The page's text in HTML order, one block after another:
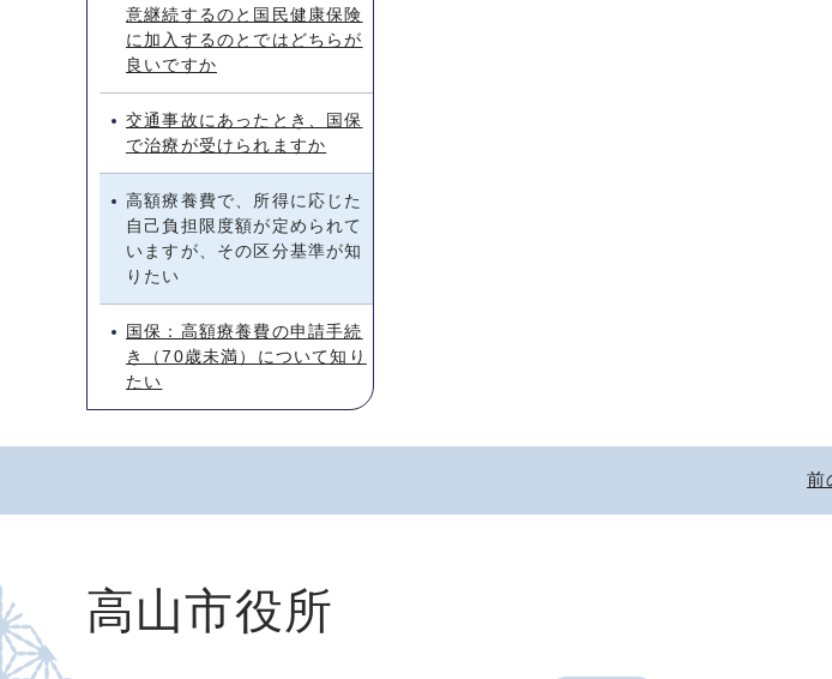
意継続するのと国民健康保険
に加入するのとではどちらが
良いですか
交通事故にあったとき、国保
で治療が受けられますか
高額療養費で、所得に応じた
自己負担限度額が定められて
いますが、その区分基準が知
りたい
国保：高額療養費の申請手続
き（70歳未満）について知り
たい
前
高山市役所